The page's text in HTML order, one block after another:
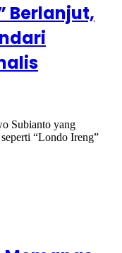
Berlanjut,
Subianto yang
“Londo Ireng”